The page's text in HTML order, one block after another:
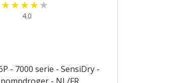
4.0
- 7000 serie - SensiDry -